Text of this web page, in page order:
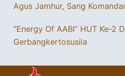
Agus Jamhur, Sang
“Energy Of AABI” HUT Ke-2
Gerbangkertosusila